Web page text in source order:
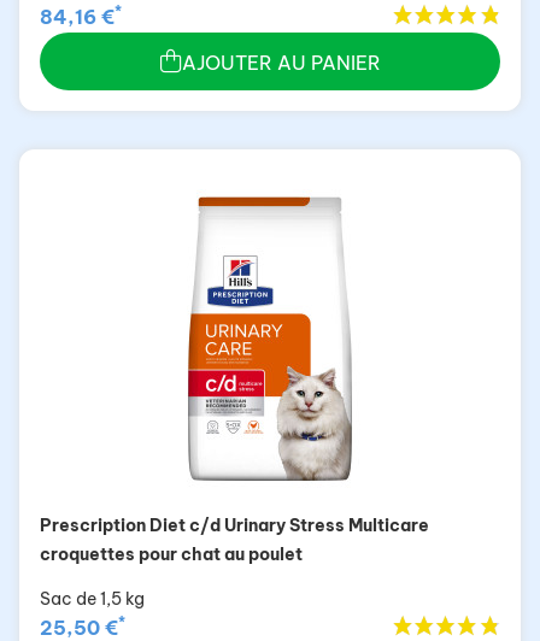
84,16 €*
AJOUTER AU PANIER
Prescription Diet c/d Urinary Stress Multicare
croquettes pour chat au poulet
Sac de 1,5 kg
25,50 €*